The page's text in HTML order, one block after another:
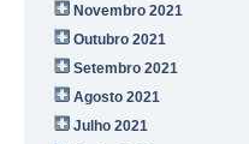
Novembro 2021
Outubro 2021
Setembro 2021
Agosto 2021
Julho 2021